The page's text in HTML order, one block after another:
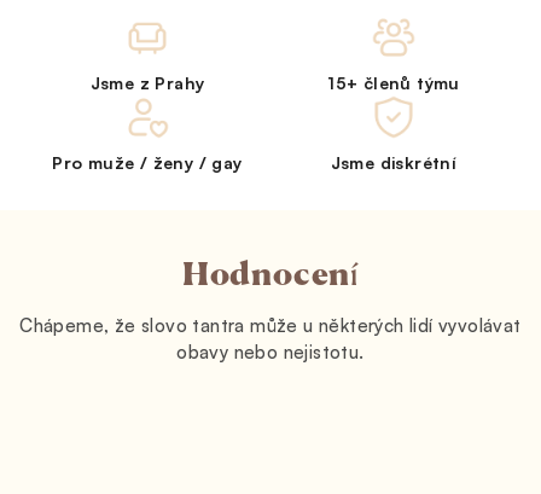
Jsme z Prahy 15+ členů týmu
Pro muže / ženy / gay Jsme diskrétní
Hodnocení
Chápeme, že slovo tantra může u některých lidí vyvolávat
obavy nebo nejistotu.